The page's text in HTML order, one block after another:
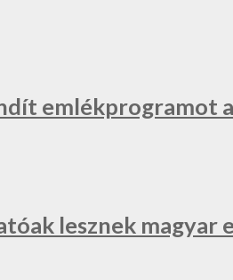
emlékprogramot
lesznek magyar